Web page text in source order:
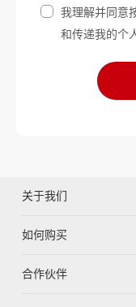
我理解并同意
和传递我的个
关于我们
如何购买
合作伙伴